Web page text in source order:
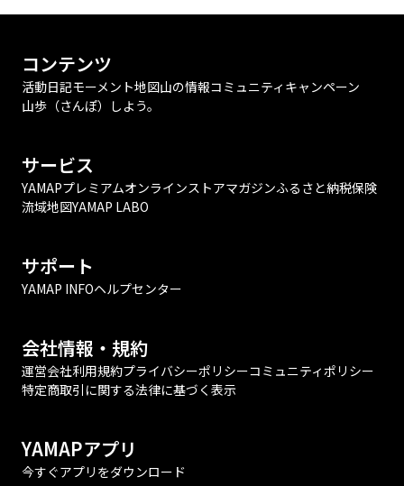
コンテンツ
活動日記モーメント地図山の情報コミュニティ キャンペーン
山歩（さんぽ）しよう。
サービス
YAMAPプレミアムオンラインストアマガジンふるさと納税保険
流域地図YAMAP LABO
サポート
YAMAP INFOヘルプセンター
会社情報・規約
運営会社利用規約プライバシーポリシーコミュニティポリシー
特定商取引に関する法律に基づく表示
YAMAPアプリ
今すぐアプリをダウンロード